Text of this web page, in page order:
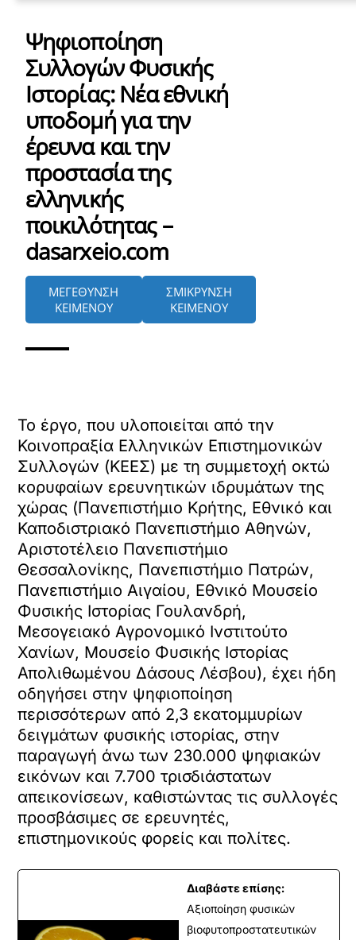
Ψηφιοποίηση
Συλλογών Φυσικής
Ιστορίας: Νέα εθνική
υποδομή για την
έρευνα και την
προστασία της
ελληνικής
ποικιλότητας –
dasarxeio.com
ΜΕΓΕΘΥΝΣΗ
ΚΕΙΜΕΝΟΥ
ΣΜΙΚΡΥΝΣΗ
ΚΕΙΜΕΝΟΥ
Το έργο, που υλοποιείται από την
Κοινοπραξία Ελληνικών Επιστημονικών
Συλλογών (ΚΕΕΣ) με τη συμμετοχή οκτώ
κορυφαίων ερευνητικών ιδρυμάτων της
χώρας (Πανεπιστήμιο Κρήτης, Εθνικό και
Καποδιστριακό Πανεπιστήμιο Αθηνών,
Αριστοτέλειο Πανεπιστήμιο
Θεσσαλονίκης, Πανεπιστήμιο Πατρών,
Πανεπιστήμιο Αιγαίου, Εθνικό Μουσείο
Φυσικής Ιστορίας Γουλανδρή,
Μεσογειακό Αγρονομικό Ινστιτούτο
Χανίων, Μουσείο Φυσικής Ιστορίας
Απολιθωμένου Δάσους Λέσβου), έχει ήδη
οδηγήσει στην ψηφιοποίηση
περισσότερων από 2,3 εκατομμυρίων
δειγμάτων φυσικής ιστορίας, στην
παραγωγή άνω των 230.000 ψηφιακών
εικόνων και 7.700 τρισδιάστατων
απεικονίσεων, καθιστώντας τις συλλογές
προσβάσιμες σε ερευνητές,
επιστημονικούς φορείς και πολίτες.
Διαβάστε επίσης:
Αξιοποίηση φυσικών
βιοφυτοπροστατευτικών